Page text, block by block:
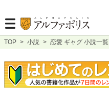
TOP > 小説 > 恋愛 ギャグ 小説一覧